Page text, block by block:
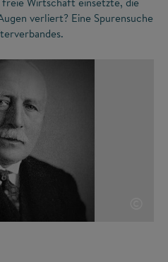
verliert? Eine Spurensuche